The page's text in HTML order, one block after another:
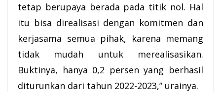
tetap berupaya berada pada titik nol. Hal
itu bisa direalisasi dengan komitmen dan
kerjasama semua pihak, karena memang
tidak mudah untuk merealisasikan.
Buktinya, hanya 0,2 persen yang berhasil
diturunkan dari tahun 2022-2023,” urainya.